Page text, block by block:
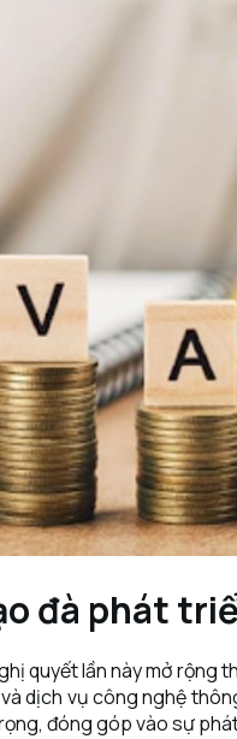
đà phát
quyết lần này mở rộng
dịch vụ công nghệ
đóng góp vào sự